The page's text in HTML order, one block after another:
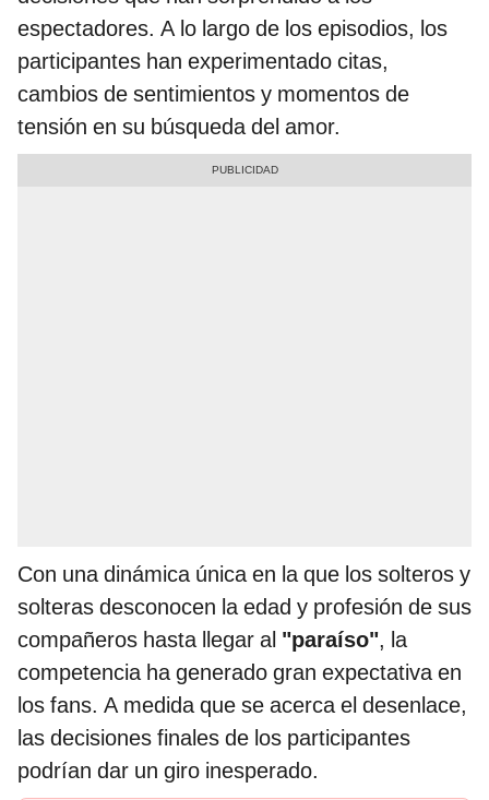
espectadores. A lo largo de los episodios, los
participantes han experimentado citas,
cambios de sentimientos y momentos de
tensión en su búsqueda del amor.
Con una dinámica única en la que los solteros y
solteras desconocen la edad y profesión de sus
compañeros hasta llegar al "paraíso", la
competencia ha generado gran expectativa en
los fans. A medida que se acerca el desenlace,
las decisiones finales de los participantes
podrían dar un giro inesperado.